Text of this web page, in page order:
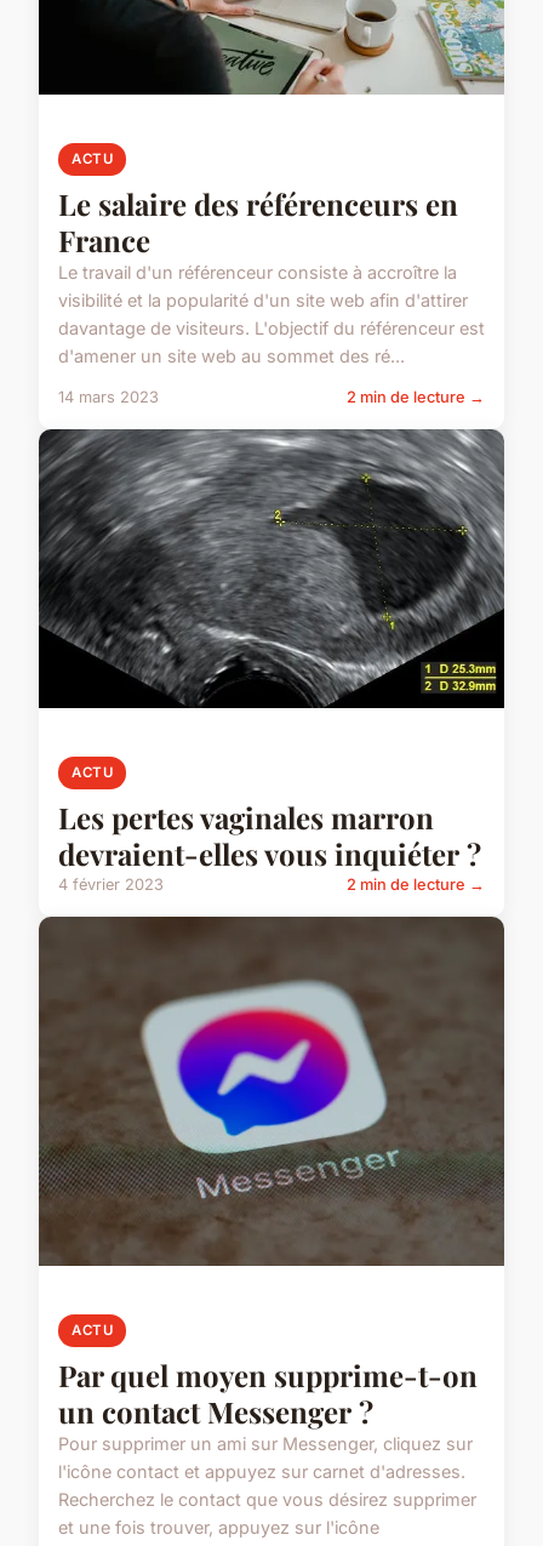
ACTU
Le salaire des référenceurs en
France
Le travail d'un référenceur consiste à accroître la
visibilité et la popularité d'un site web afin d'attirer
davantage de visiteurs. L'objectif du référenceur est
d'amener un site web au sommet des ré...
14 mars 2023 2 min de lecture →
ACTU
Les pertes vaginales marron
devraient-elles vous inquiéter ?
4 février 2023 2 min de lecture →
ACTU
Par quel moyen supprime-t-on
un contact Messenger ?
Pour supprimer un ami sur Messenger, cliquez sur
l'icône contact et appuyez sur carnet d'adresses.
Recherchez le contact que vous désirez supprimer
et une fois trouver, appuyez sur l'icône